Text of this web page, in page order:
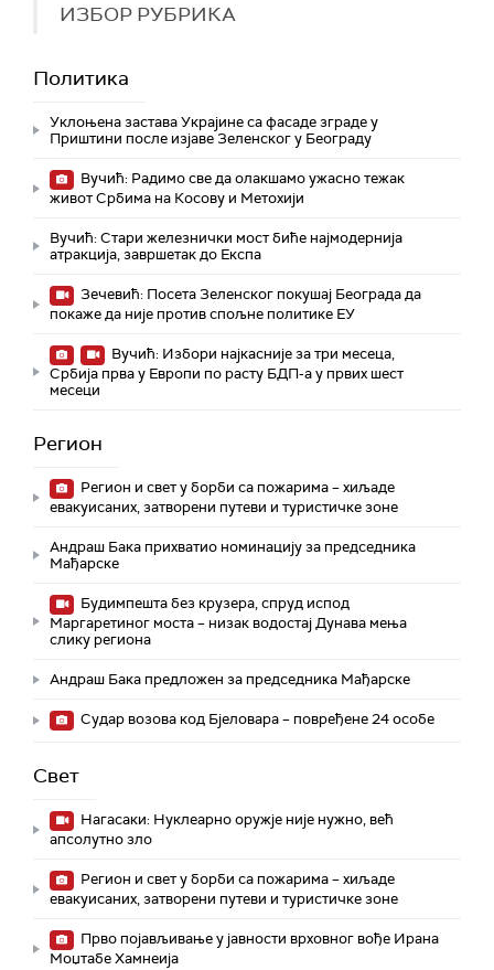
ИЗБОР РУБРИКА
Политика
Уклоњена застава Украјине са фасаде зграде у
Приштини после изјаве Зеленског у Београду
Вучић: Радимо све да олакшамо ужасно тежак
живот Србима на Косову и Метохији
Вучић: Стари железнички мост биће најмодернија
атракција, завршетак до Експа
Зечевић: Посета Зеленског покушај Београда да
покаже да није против спољне политике ЕУ
Вучић: Избори најкасније за три месеца,
Србија прва у Европи по расту БДП-а у првих шест
месеци
Регион
Регион и свет у борби са пожарима – хиљаде
евакуисаних, затворени путеви и туристичке зоне
Андраш Бака прихватио номинацију за председника
Мађарске
Будимпешта без крузера, спруд испод
Маргаретиног моста – низак водостај Дунава мења
слику региона
Андраш Бакa предложен за председника Мађарске
Судар возова код Бјеловара – повређене 24 особе
Свет
Нагасаки: Нуклеарно оружје није нужно, већ
апсолутно зло
Регион и свет у борби са пожарима – хиљаде
евакуисаних, затворени путеви и туристичке зоне
Прво појављивање у јавности врховног вође Ирана
Моџтабe Хамнеија